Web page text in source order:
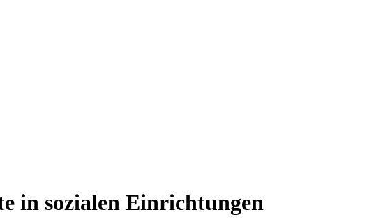
in sozialen Einrichtungen